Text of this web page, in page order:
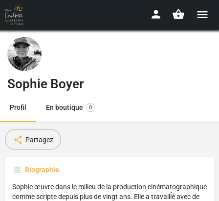
Sophie Boyer
Profil En boutique 0
Partagez
Biographie
Sophie œuvre dans le milieu de la production cinématographique
comme scripte depuis plus de vingt ans. Elle a travailĺé avec de